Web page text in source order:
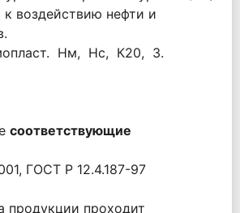
воздействию нефти и
Нм, Нс, К20, З.
соответствующие
ГОСТ Р 12.4.187-97
продукции проходит